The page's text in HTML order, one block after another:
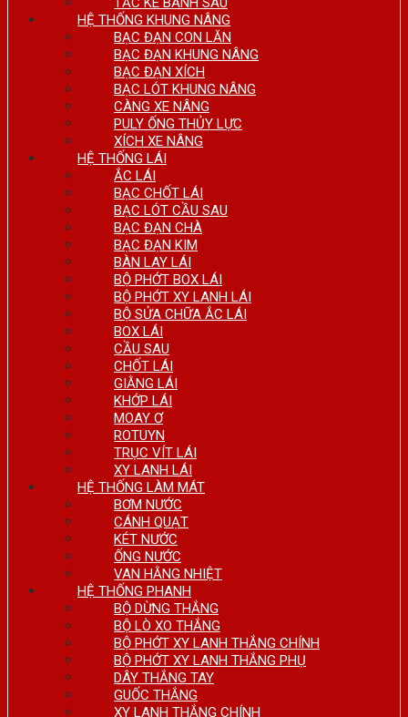
HỆ THỐNG KHUNG NÂNG
BẠC ĐẠN CON LĂN
BẠC ĐẠN KHUNG NÂNG
BẠC ĐẠN XÍCH
BẠC LÓT KHUNG NÂNG
CÀNG XE NÂNG
PULY ỐNG THỦY LỰC
XÍCH XE NÂNG
HỆ THỐNG LÁI
ẮC LÁI
BẠC CHỐT LÁI
BẠC LÓT CẦU SAU
BẠC ĐẠN CHÀ
BẠC ĐẠN KIM
BÀN LAY LÁI
BỘ PHỚT BOX LÁI
BỘ PHỚT XY LANH LÁI
BỘ SỬA CHỮA ẮC LÁI
BOX LÁI
CẦU SAU
CHỐT LÁI
GIẰNG LÁI
KHỚP LÁI
MOAY Ơ
ROTUYN
TRỤC VÍT LÁI
XY LANH LÁI
HỆ THỐNG LÀM MÁT
BƠM NƯỚC
CÁNH QUẠT
KÉT NƯỚC
ỐNG NƯỚC
VAN HẰNG NHIỆT
HỆ THỐNG PHANH
BỘ DỪNG THẮNG
BỘ LÒ XO THẮNG
BỘ PHỚT XY LANH THẮNG CHÍNH
BỘ PHỚT XY LANH THẮNG PHỤ
DÂY THẮNG TAY
GUỐC THẮNG
XY LANH THẮNG CHÍNH